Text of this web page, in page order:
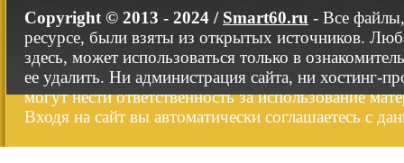
Copyright © 2013 - 2024 / Smart60.ru - Все
ресурсе, были взяты из открытых источников.
здесь, может использоваться только в
ее удалить. Ни администрация сайта, ни хостинг-
могут нести ответственность за использование
Входя на сайт вы автоматически соглашаетесь с